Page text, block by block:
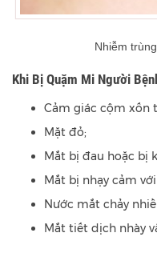
Nhiễm
Khi Bị Quặm Mi Người
Cảm giác cộm xốn
Mặt đỏ;
Mắt bị đau hoặc bị
Mắt bị nhạy cảm
Nước mắt chảy
Mắt tiết dịch nhày